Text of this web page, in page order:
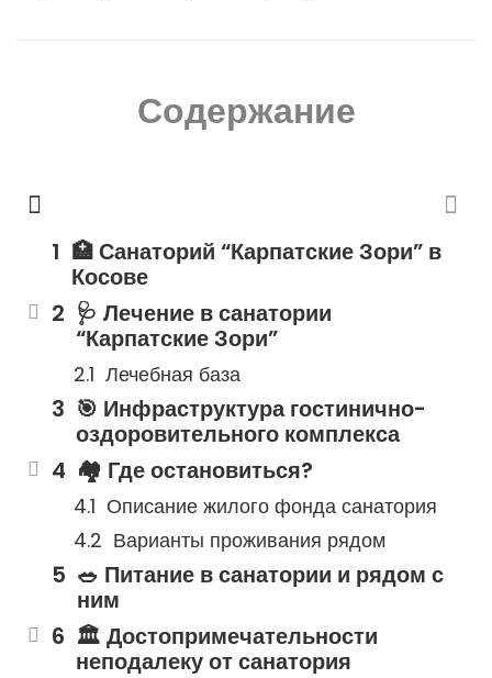
Содержание
🏥 Санаторий “Карпатские Зори” в
Косове
🩺 Лечение в санатории
“Карпатские Зори”
Лечебная база
🎯 Инфраструктура гостинично-
оздоровительного комплекса
🏘 Где остановиться?
Описание жилого фонда санатория
Варианты проживания рядом
🥗 Питание в санатории и рядом с
ним
🏛 Достопримечательности
неподалеку от санатория